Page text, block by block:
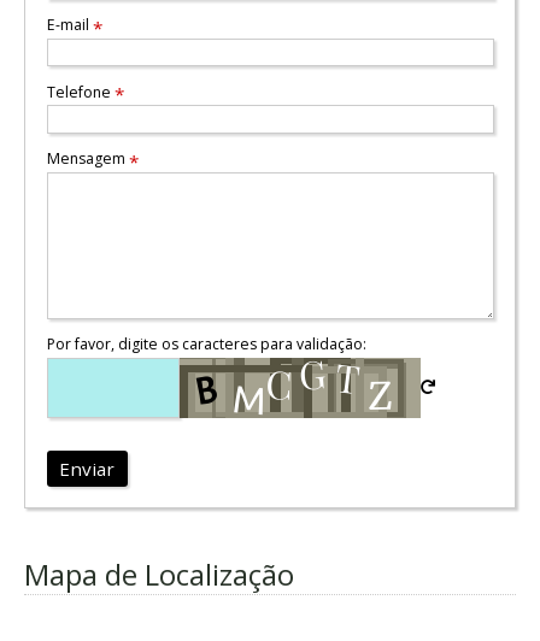
E-mail *
Telefone *
Mensagem *
Por favor, digite os caracteres para validação:
Enviar
Mapa de Localização